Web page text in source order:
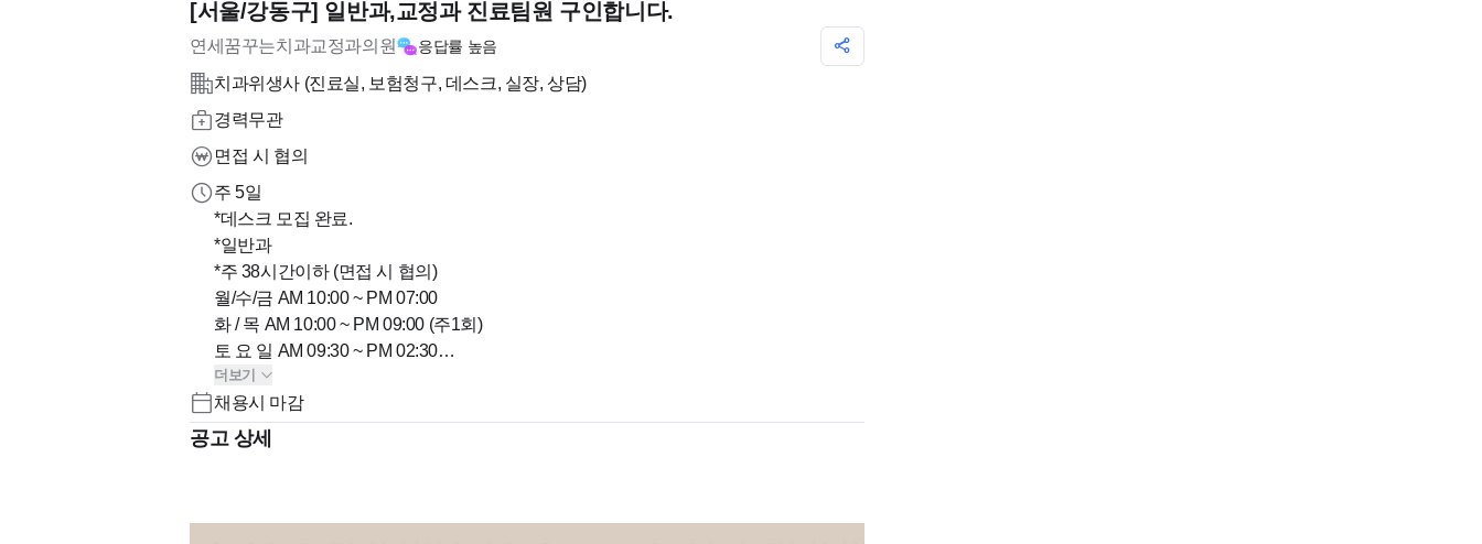
[서울/강동구] 일반과,교정과 진료팀원 구인합니다.
연세꿈꾸는치과교정과의원 응답률 높음
치과위생사 (진료실, 보험청구, 데스크, 실장, 상담)
경력무관
면접 시 협의
주 5일
*데스크 모집 완료.
*일반과
*주 38시간이하 (면접 시 협의)
월/수/금 AM 10:00 ~ PM 07:00
화 / 목 AM 10:00 ~ PM 09:00 (주1회)
토 요 일 AM 09:30 ~ PM 02:30
점심시간 PM 01:00 ~ PM 02:30
*교정과 - 월요일 휴무
더보기
채용시 마감
공고 상세